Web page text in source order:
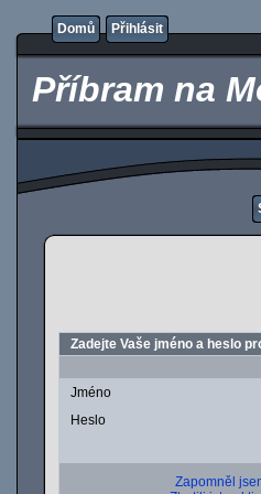
Domů Přihlásit
Příbram na
Zadejte Vaše jméno a heslo
Jméno
Heslo
Zapomněl